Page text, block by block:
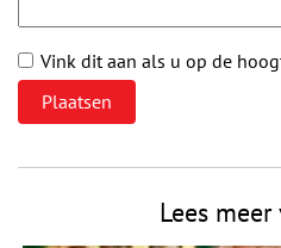
Vink dit aan als u op de
Lees